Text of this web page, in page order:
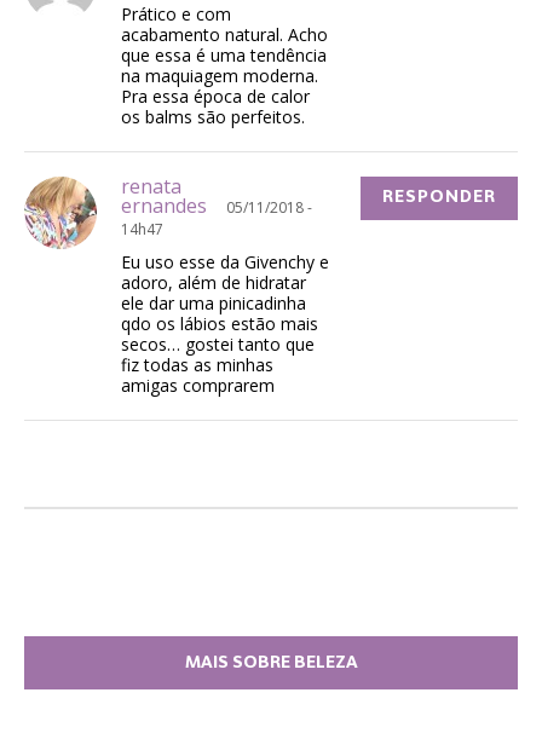
Prático e com
acabamento natural. Acho
que essa é uma tendência
na maquiagem moderna.
Pra essa época de calor
os balms são perfeitos.
renata
ernandes
05/11/2018 -
14h47
Eu uso esse da Givenchy e
adoro, além de hidratar
ele dar uma pinicadinha
qdo os lábios estão mais
secos… gostei tanto que
fiz todas as minhas
amigas comprarem
RESPONDER
MAIS SOBRE BELEZA